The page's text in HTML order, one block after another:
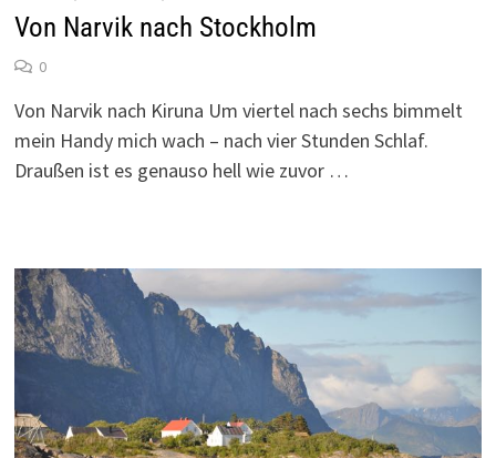
Von Narvik nach Stockholm
0
Von Narvik nach Kiruna Um viertel nach sechs bimmelt
mein Handy mich wach – nach vier Stunden Schlaf.
Draußen ist es genauso hell wie zuvor …